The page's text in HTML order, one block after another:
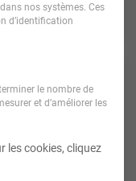
nos systèmes. Ces
d’identification
le nombre de
et d’améliorer les
les cookies, cliquez
de